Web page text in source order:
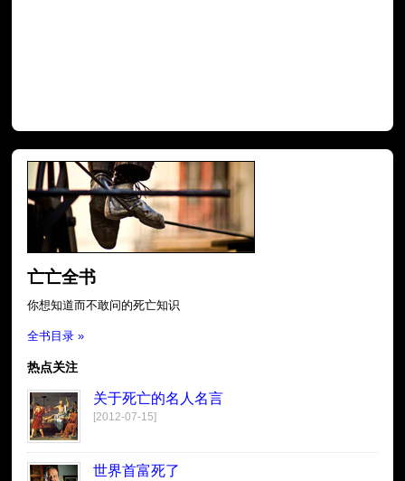
亡亡全书
你想知道而不敢问的死亡知识
全书目录 »
热点关注
关于死亡的名人名言
[2012-07-15]
世界首富死了